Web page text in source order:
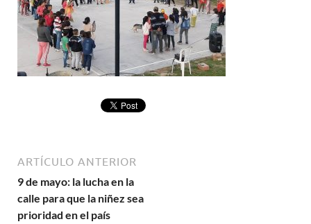
ARTÍCULO ANTERIOR
9 de mayo: la lucha en la
calle para que la niñez sea
prioridad en el país